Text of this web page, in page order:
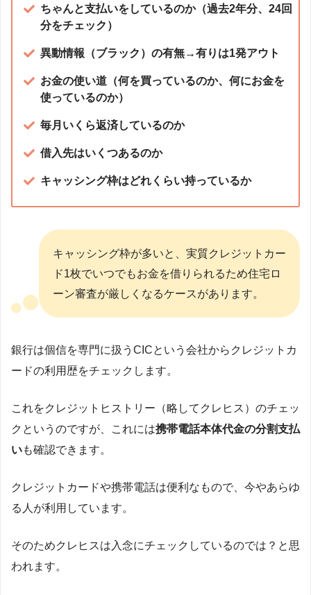
ちゃんと支払いをしているのか（過去2年分、24回
分をチェック）
異動情報（ブラック）の有無→有りは1発アウト
お金の使い道（何を買っているのか、何にお金を
使っているのか）
毎月いくら返済しているのか
借入先はいくつあるのか
キャッシング枠はどれくらい持っているか
キャッシング枠が多いと、実質クレジットカー
ド1枚でいつでもお金を借りられるため住宅ロ
ーン審査が厳しくなるケースがあります。
銀行は個信を専門に扱うCICという会社からクレジットカ
ードの利用歴をチェックします。
これをクレジットヒストリー（略してクレヒス）のチェッ
クというのですが、これには携帯電話本体代金の分割支払
いも確認できます。
クレジットカードや携帯電話は便利なもので、今やあらゆ
る人が利用しています。
そのためクレヒスは入念にチェックしているのでは？と思
われます。